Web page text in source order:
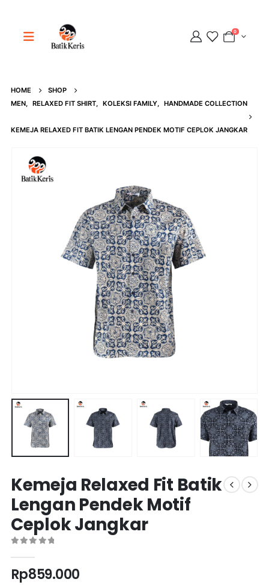
0
HOME
SHOP
MEN, RELAXED FIT SHIRT, KOLEKSI FAMILY, HANDMADE COLLECTION
KEMEJA RELAXED FIT BATIK LENGAN PENDEK MOTIF CEPLOK JANGKAR
Kemeja Relaxed Fit Batik
Lengan Pendek Motif
Ceplok Jangkar
Rp859.000
Adipati